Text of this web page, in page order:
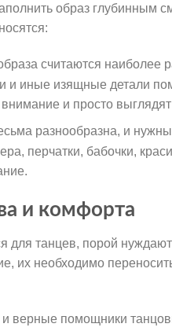
образ глубинным
считаются наиболее
и иные изящные детали
и просто
разнообразна, и
перчатки, бабочки,
и комфорта
для танцев, порой
их необходимо
верные помощники